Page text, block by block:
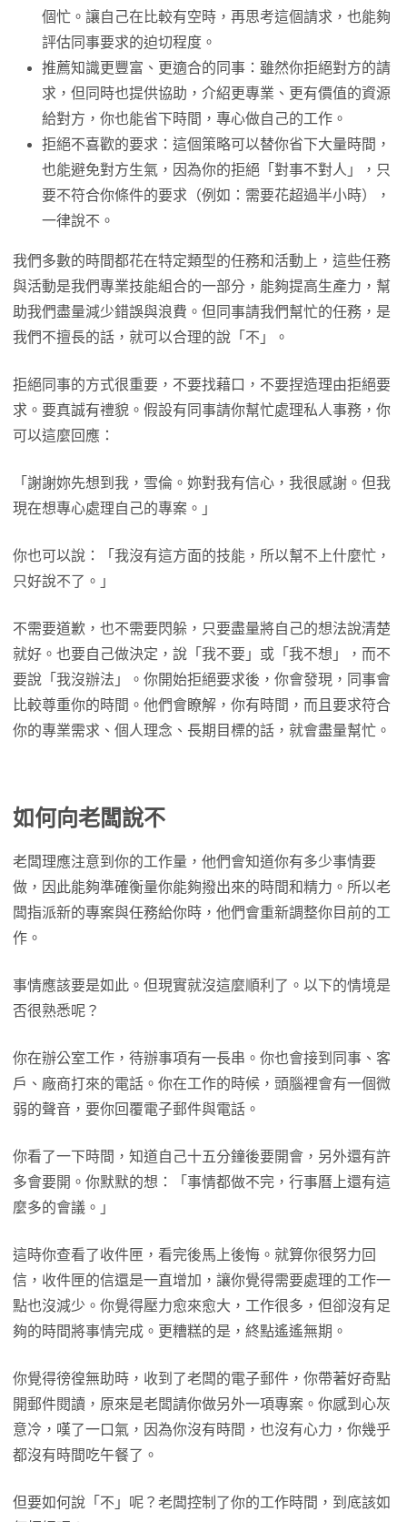
個忙。讓自己在比較有空時，再思考這個請求，也能夠
評估同事要求的迫切程度。
推薦知識更豐富、更適合的同事：雖然你拒絕對方的請
求，但同時也提供協助，介紹更專業、更有價值的資源
給對方，你也能省下時間，專心做自己的工作。
拒絕不喜歡的要求：這個策略可以替你省下大量時間，
也能避免對方生氣，因為你的拒絕「對事不對人」，只
要不符合你條件的要求（例如：需要花超過半小時），
一律說不。
我們多數的時間都花在特定類型的任務和活動上，這些任務
與活動是我們專業技能組合的一部分，能夠提高生產力，幫
助我們盡量減少錯誤與浪費。但同事請我們幫忙的任務，是
我們不擅長的話，就可以合理的說「不」。
拒絕同事的方式很重要，不要找藉口，不要捏造理由拒絕要
求。要真誠有禮貌。假設有同事請你幫忙處理私人事務，你
可以這麼回應：
「謝謝妳先想到我，雪倫。妳對我有信心，我很感謝。但我
現在想專心處理自己的專案。」
你也可以說：「我沒有這方面的技能，所以幫不上什麼忙，
只好說不了。」
不需要道歉，也不需要閃躲，只要盡量將自己的想法說清楚
就好。也要自己做決定，說「我不要」或「我不想」，而不
要說「我沒辦法」。你開始拒絕要求後，你會發現，同事會
比較尊重你的時間。他們會瞭解，你有時間，而且要求符合
你的專業需求、個人理念、長期目標的話，就會盡量幫忙。
如何向老闆說不
老闆理應注意到你的工作量，他們會知道你有多少事情要
做，因此能夠準確衡量你能夠撥出來的時間和精力。所以老
闆指派新的專案與任務給你時，他們會重新調整你目前的工
作。
事情應該要是如此。但現實就沒這麼順利了。以下的情境是
否很熟悉呢？
你在辦公室工作，待辦事項有一長串。你也會接到同事、客
戶、廠商打來的電話。你在工作的時候，頭腦裡會有一個微
弱的聲音，要你回覆電子郵件與電話。
你看了一下時間，知道自己十五分鐘後要開會，另外還有許
多會要開。你默默的想：「事情都做不完，行事曆上還有這
麼多的會議。」
這時你查看了收件匣，看完後馬上後悔。就算你很努力回
信，收件匣的信還是一直增加，讓你覺得需要處理的工作一
點也沒減少。你覺得壓力愈來愈大，工作很多，但卻沒有足
夠的時間將事情完成。更糟糕的是，終點遙遙無期。
你覺得徬徨無助時，收到了老闆的電子郵件，你帶著好奇點
開郵件閱讀，原來是老闆請你做另外一項專案。你感到心灰
意冷，嘆了一口氣，因為你沒有時間，也沒有心力，你幾乎
都沒有時間吃午餐了。
但要如何說「不」呢？老闆控制了你的工作時間，到底該如